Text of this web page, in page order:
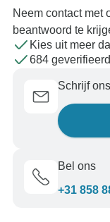
Neem contact met
beantwoord te
Kies uit meer
684
Schrijf ons
Bel ons
+31 858